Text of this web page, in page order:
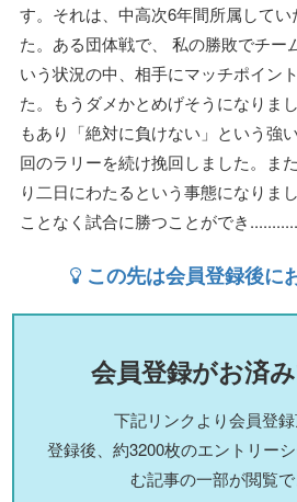
す。それは、中高次6年間所属して
た。ある団体戦で、 私の勝敗でチー
いう状況の中、相手にマッチポイン
た。もうダメかとめげそうになりま
もあり「絶対に負けない」という強
回のラリーを続け挽回しました。ま
り二日にわたるという事態になりま
ことなく試合に勝つことができ
この先は会員登録後に
会員登録がお済
下記リンクより会員登録
登録後、約3200枚のエントリー
む記事の一部が閲覧で